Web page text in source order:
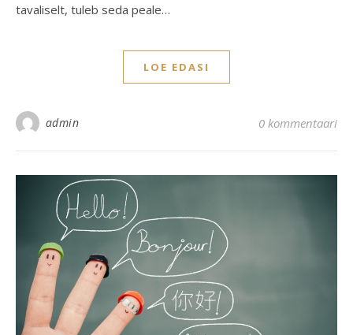
tavaliselt, tuleb seda peale…
LOE EDASI
admin 0 kommentaari